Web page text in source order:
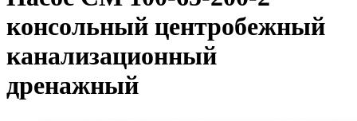
консольный центробежный
канализационный
дренажный